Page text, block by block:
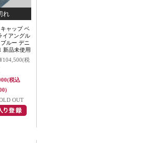
ャップ ベ
イアングル
ルー デニ
新品未使用
¥104,500(税
(税込
OUT